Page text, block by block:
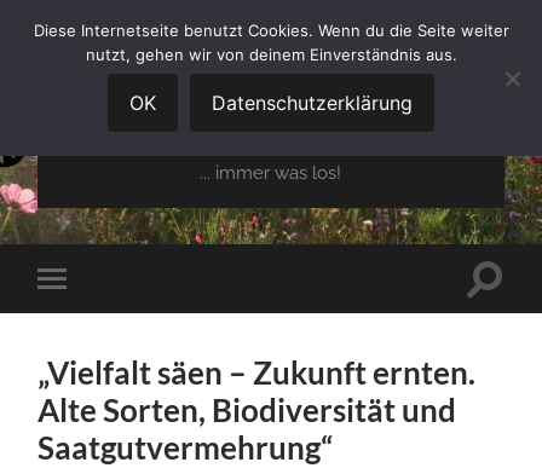
GARTENBAUVEREIN
OBERGLAIM E.V.
... immer was los!
Mobile-
Menü
„Vielfalt säen – Zukunft ernten.
Alte Sorten, Biodiversität und
Saatgutvermehrung“
Diese Internetseite benutzt Cookies. Wenn du die Seite weiter
nutzt, gehen wir von deinem Einverständnis aus.
OK Datenschutzerklärung